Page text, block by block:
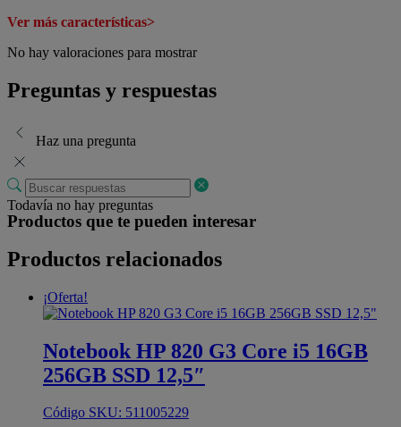
Ver más características>
No hay valoraciones para mostrar
Preguntas y respuestas
Haz una pregunta
Todavía no hay preguntas
Productos que te pueden interesar
Productos relacionados
¡Oferta!
Notebook HP 820 G3 Core i5 16GB
256GB SSD 12,5″
Código SKU: 511005229